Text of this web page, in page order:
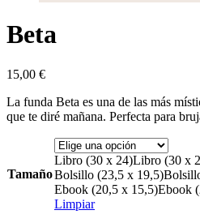
Beta
15,00 €
La funda Beta es una de las más
que te diré mañana. Perfecta para
Tamaño
Libro (30 x 24)Libro (30 x
Bolsillo (23,5 x 19,5)
Ebook (20,5 x 15,5)Ebook
Limpiar